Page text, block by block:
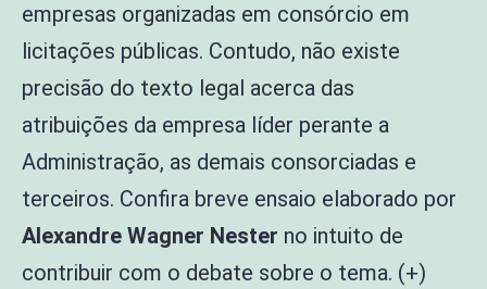
empresas organizadas em consórcio em
licitações públicas. Contudo, não existe
precisão do texto legal acerca das
atribuições da empresa líder perante a
Administração, as demais consorciadas e
terceiros. Confira breve ensaio elaborado por
Alexandre Wagner Nester no intuito de
contribuir com o debate sobre o tema. (+)